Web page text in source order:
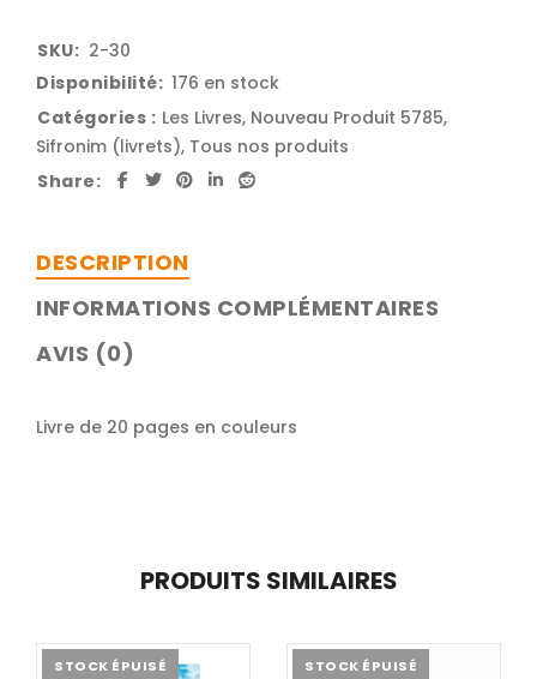
SKU: 2-30
Disponibilité: 176 en stock
Catégories : Les Livres, Nouveau Produit 5785,
Sifronim (livrets), Tous nos produits
Share:
DESCRIPTION
INFORMATIONS COMPLÉMENTAIRES
AVIS (0)
Livre de 20 pages en couleurs
PRODUITS SIMILAIRES
STOCK ÉPUISÉ STOCK ÉPUISÉ